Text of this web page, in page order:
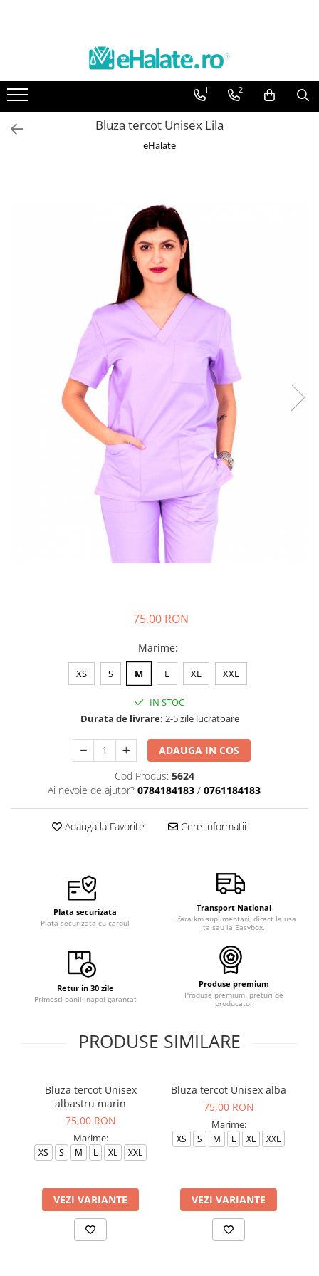
Toate Produsele
Bluze Unisex
Costume Unisex
Halate medicale femei
Halate medicale barbati
Halate medicale P2 cu fluturas
Halate medicale cu nasturi
Halate medicale cu fermoar
Halate medicale polar - unisex
Halate medicale albe
Halate medicale polar - unisex
Sorturi restaurante
Tricouri de lucru
Saboti medicali
ACCESORII
Noutati
1 2
Bluza tercot Unisex Lila
eHalate
75,00 RON
Marime:
XS S M L XL XXL
IN STOC
Durata de livrare: 2-5 zile lucratoare
ADAUGA IN COS
Cod Produs: 5624
Ai nevoie de ajutor? 0784184183 / 0761184183
Adauga la Favorite Cere informatii
Plata securizata
Plata securizata cu cardul
Transport National
...fara km suplimentari, direct la usa
ta sau la Easybox.
Retur in 30 zile
Primesti banii inapoi garantat
Produse premium
Produse premium, preturi de
producator
PRODUSE SIMILARE
Bluza tercot Unisex
albastru marin
75,00 RON
Marime:
XS S M L XL XXL
VEZI VARIANTE
Bluza tercot Unisex alba
75,00 RON
Marime:
XS S M L XL XXL
VEZI VARIANTE